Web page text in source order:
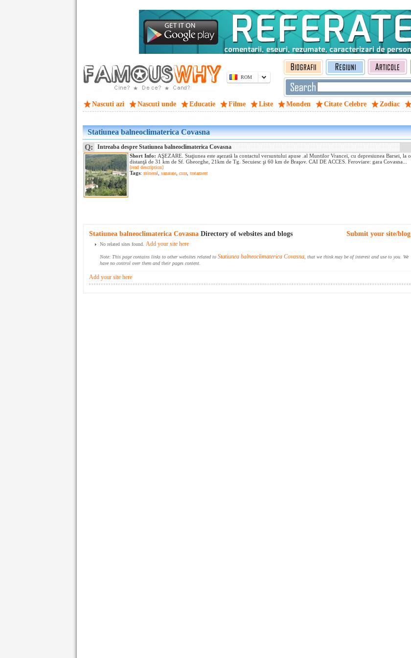
ROM
Nascuti azi Nascuti unde Educatie Filme Liste Monden Citate Celebre Zodiac
Statiunea balneoclimaterica Covasna
Q: Intreaba despre Statiunea balneoclimaterica Covasna
Short Info: AŞEZARE. Staţiunea este aşezată la contactul versuntului apuse .al Muntilor Vrancei, cu depresiunea Barsei, la o
distanţă de 31 km de Sf. Gheorghe, 21km de Tg. Secuiesc şi 60 km de Braşov. CAI DE ACCES. Feroviare: gara Covasna...
[read description]
Tags: mineral sanatate cura tratament
Submit your site/blog
Statiunea balneoclimaterica Covasna Directory of websites and blogs
No related sites found. Add your site here
Note: This page contains links to other websites related to Statiunea balneoclimaterica Covasna, that we think may be of interest and use to you. We
have no control over them and their pages content.
Add your site here